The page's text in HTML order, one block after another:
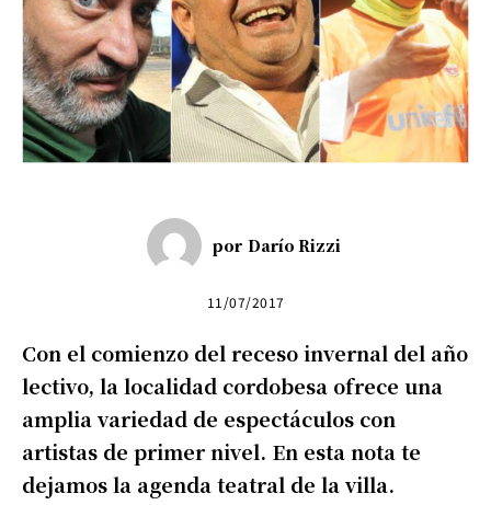
por Darío Rizzi
11/07/2017
Con el comienzo del receso invernal del año
lectivo, la localidad cordobesa ofrece una
amplia variedad de espectáculos con
artistas de primer nivel. En esta nota te
dejamos la agenda teatral de la villa.